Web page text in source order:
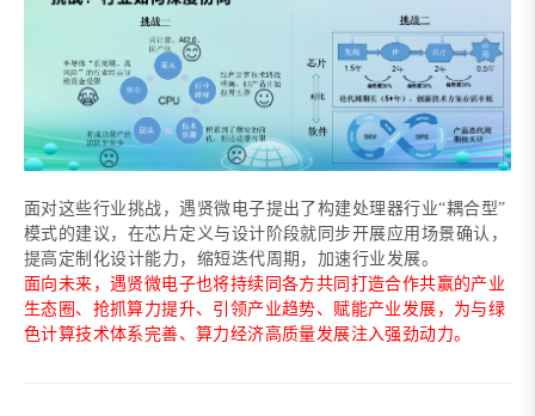
面对这些行业挑战，遇贤微电子提出 了 构建处理器行业“耦合型”
模式的建议，在芯片定义与设计阶段就同步开展应用场景确认，
提高定制化设计能力，缩短迭代周期，加速行业发展。
面向未来，遇贤微电子也将持续同各方共同打造合作共赢的产业
生态圈 、 抢抓算力提升、引领产业趋势、 赋能产业发展，为与绿
色计算技术体系完善、 算力经济高质量发展注入强劲动力。